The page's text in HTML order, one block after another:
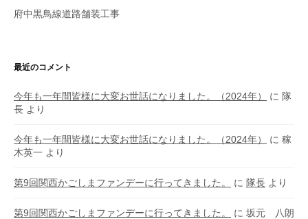
府中黒鳥線道路舗装工事
最近のコメント
今年も一年間皆様に大変お世話になりました。（2024年） に 隊
長 より
今年も一年間皆様に大変お世話になりました。（2024年） に 稼
木英一 より
第9回関西かごしまファンデーに行ってきました。 に 隊長 より
第9回関西かごしまファンデーに行ってきました。 に 坂元 八朗